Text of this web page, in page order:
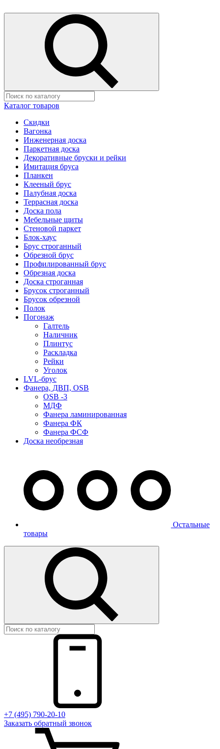
Каталог товаров
Скидки
Вагонка
Инженерная доска
Паркетная доска
Декоративные бруски и рейки
Имитация бруса
Планкен
Клееный брус
Палубная доска
Террасная доска
Доска пола
Мебельные щиты
Стеновой паркет
Блок-хаус
Брус строганный
Обрезной брус
Профилированный брус
Обрезная доска
Доска строганная
Брусок строганный
Брусок обрезной
Полок
Погонаж
Галтель
Наличник
Плинтус
Раскладка
Рейки
Уголок
LVL-брус
Фанера, ДВП, OSB
OSB -3
МДФ
Фанера ламинированная
Фанера ФК
Фанера ФСФ
Доска необрезная
Остальные
товары
+7 (495) 790-20-10
Заказать обратный звонок